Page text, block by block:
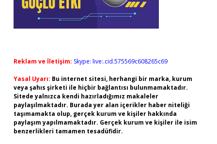
Reklam ve İletişim: Skype: live:.cid.575569c608265c69
Yasal Uyarı: Bu internet sitesi, herhangi bir marka, kurum
veya şahıs şirketi ile hiçbir bağlantısı bulunmamaktadır.
Sitede yalnızca kendi hazırladığımız makaleler
paylaşılmaktadır. Burada yer alan içerikler haber niteliği
taşımamakta olup, gerçek kurum ve kişiler hakkında
paylaşım yapılmamaktadır. Gerçek kurum ve kişiler ile isim
benzerlikleri tamamen tesadüfidir.